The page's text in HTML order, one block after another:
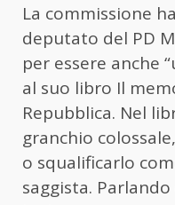
La commissione
deputato del PD
per essere anche
al suo libro Il
Repubblica. Nel
granchio
o squalificarlo
saggista.